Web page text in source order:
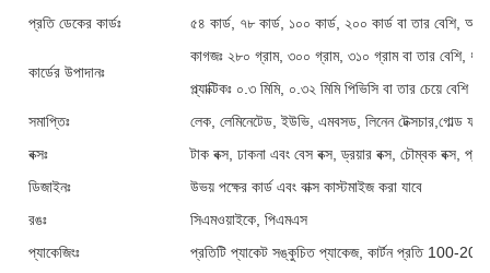
প্রতি ডেকের কার্ডঃ
৫৪ কার্ড, ৭৮ কার্ড, ১০০ কার্ড, ২০০ কার্ড বা তার বেশি,
কার্ডের উপাদানঃ
কাগজঃ ২৮০ গ্রাম, ৩০০ গ্রাম, ৩১০ গ্রাম বা তার বেশি,
প্ল্যাক্টিকঃ ০.৩ মিমি, ০.৩২ মিমি পিভিসি বা তার চেয়ে বেশি পুরু
সমাপ্তিঃ
লেক, লেমিনেটেড, ইউভি, এমবসড, লিনেন টেক্সচার,গোল্ড
বক্সঃ
টাক বক্স, ঢাকনা এবং বেস বক্স, ড্রয়ার বক্স, চৌম্বক বক্স,
ডিজাইনঃ
উভয় পক্ষের কার্ড এবং বাক্স কাস্টমাইজ করা যাবে
রঙঃ
সিএমওয়াইকে, পিএমএস
প্যাকেজিংঃ
প্রতিটি প্যাকেট সঙ্কুচিত প্যাকেজ, কার্টন প্রতি 100-200